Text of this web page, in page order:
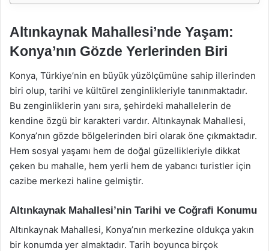
Altınkaynak Mahallesi’nde Yaşam:
Konya’nın Gözde Yerlerinden Biri
Konya, Türkiye’nin en büyük yüzölçümüne sahip illerinden
biri olup, tarihi ve kültürel zenginlikleriyle tanınmaktadır.
Bu zenginliklerin yanı sıra, şehirdeki mahallelerin de
kendine özgü bir karakteri vardır. Altınkaynak Mahallesi,
Konya’nın gözde bölgelerinden biri olarak öne çıkmaktadır.
Hem sosyal yaşamı hem de doğal güzellikleriyle dikkat
çeken bu mahalle, hem yerli hem de yabancı turistler için
cazibe merkezi haline gelmiştir.
Altınkaynak Mahallesi’nin Tarihi ve Coğrafi Konumu
Altınkaynak Mahallesi, Konya’nın merkezine oldukça yakın
bir konumda yer almaktadır. Tarih boyunca birçok